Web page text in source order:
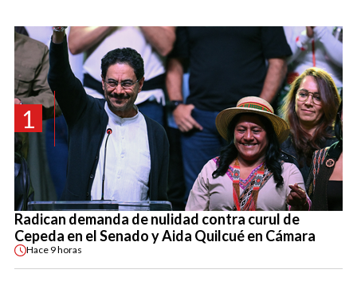
1
Radican demanda de nulidad contra curul de
Cepeda en el Senado y Aida Quilcué en Cámara
Hace 9 horas